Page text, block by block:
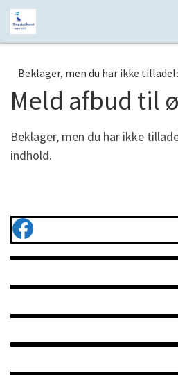
Fortsæt til indhold
Beklager, men du har ikke
Meld afbud til
Beklager, men du har ikke
indhold.